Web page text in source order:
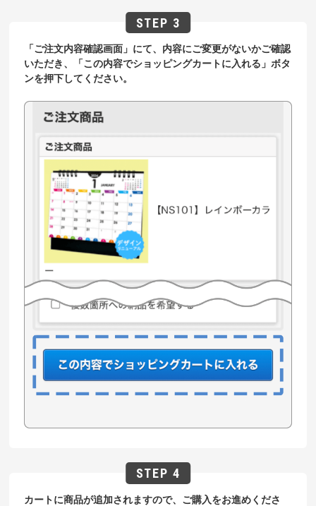
「ご注文内容確認画面」にて、内容にご変更がないかご確認
いただき、「この内容でショッピングカートに入れる」ボタ
ンを押下してください。
カートに商品が追加されますので、ご購入をお進めくださ